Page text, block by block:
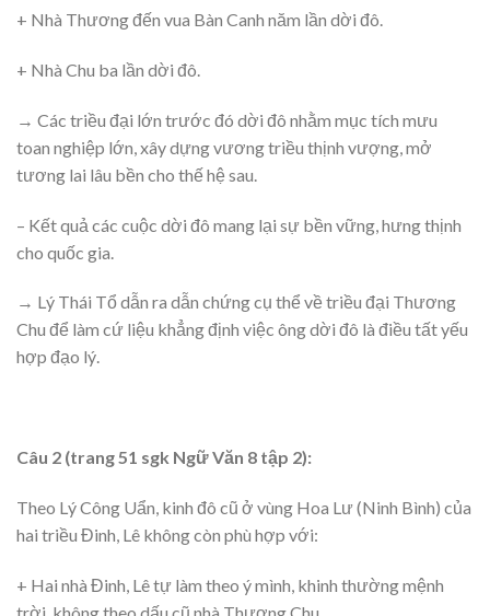
+ Nhà Thương đến vua Bàn Canh năm lần dời đô.
+ Nhà Chu ba lần dời đô.
→ Các triều đại lớn trước đó dời đô nhằm mục tích mưu
toan nghiệp lớn, xây dựng vương triều thịnh vượng, mở
tương lai lâu bền cho thế hệ sau.
– Kết quả các cuộc dời đô mang lại sự bền vững, hưng thịnh
cho quốc gia.
→ Lý Thái Tổ dẫn ra dẫn chứng cụ thể về triều đại Thương
Chu để làm cứ liệu khẳng định việc ông dời đô là điều tất yếu
hợp đạo lý.
Câu 2 (trang 51 sgk Ngữ Văn 8 tập 2):
Theo Lý Công Uẩn, kinh đô cũ ở vùng Hoa Lư (Ninh Bình) của
hai triều Đinh, Lê không còn phù hợp với:
+ Hai nhà Đinh, Lê tự làm theo ý mình, khinh thường mệnh
trời, không theo dấu cũ nhà Thương Chu.